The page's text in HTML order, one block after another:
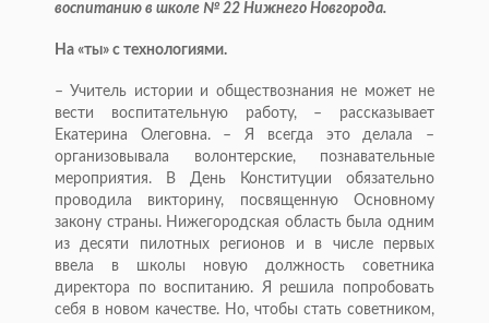
воспитанию в школе № 22 Нижнего Новгорода.
На «ты» с технологиями.
– Учитель истории и обществознания не может не
вести воспитательную работу, – рассказывает
Екатерина Олеговна. – Я всегда это делала –
организовывала волонтерские, познавательные
мероприятия. В День Конституции обязательно
проводила викторину, посвященную Основному
закону страны. Нижегородская область была одним
из десяти пилотных регионов и в числе первых
ввела в школы новую должность советника
директора по воспитанию. Я решила попробовать
себя в новом качестве. Но, чтобы стать советником,